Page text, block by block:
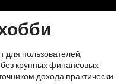
для пользователей,
крупных финансовых
дохода практически